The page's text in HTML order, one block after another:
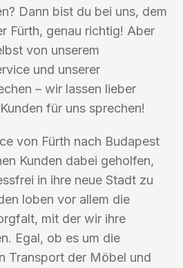
Dann bist du bei uns, dem
Fürth, genau richtig! Aber
von unserem
und unserer
– wir lassen lieber
für uns sprechen!
von Fürth nach Budapest
Kunden dabei geholfen,
in ihre neue Stadt zu
loben vor allem die
mit der wir ihre
Egal, ob es um die
Transport der Möbel und